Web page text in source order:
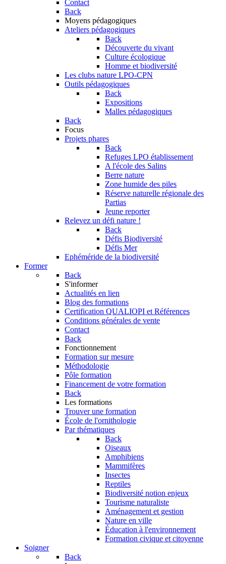
Contact
Back
Moyens pédagogiques
Ateliers pédagogiques
Back
Découverte du vivant
Culture écologique
Homme et biodiversité
Les clubs nature LPO-CPN
Outils pédagogiques
Back
Expositions
Malles pédagogiques
Back
Focus
Projets phares
Back
Refuges LPO établissement
A l'école des Salins
Berre nature
Zone humide des piles
Réserve naturelle régionale des
Partias
Jeune reporter
Relevez un défi nature !
Back
Défis Biodiversité
Défis Mer
Ephéméride de la biodiversité
Former
Back
S'informer
Actualités en lien
Blog des formations
Certification QUALIOPI et Références
Conditions générales de vente
Contact
Back
Fonctionnement
Formation sur mesure
Méthodologie
Pôle formation
Financement de votre formation
Back
Les formations
Trouver une formation
École de l'ornithologie
Par thématiques
Back
Oiseaux
Amphibiens
Mammifères
Insectes
Reptiles
Biodiversité notion enjeux
Tourisme naturaliste
Aménagement et gestion
Nature en ville
Éducation à l'environnement
Formation civique et citoyenne
Soigner
Back